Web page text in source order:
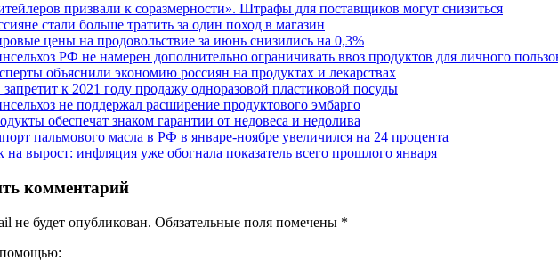
призвали к соразмерности». Штрафы для поставщиков могут снизиться
стали больше тратить за один поход в магазин
цены на продовольствие за июнь снизились на 0,3%
РФ не намерен дополнительно ограничивать ввоз продуктов для личного
объяснили экономию россиян на продуктах и лекарствах
к 2021 году продажу одноразовой пластиковой посуды
не поддержал расширение продуктового эмбарго
обеспечат знаком гарантии от недовеса и недолива
пальмового масла в РФ в январе-ноябре увеличился на 24 процента
на вырост: инфляция уже обогнала показатель всего прошлого января
комментарий
не будет опубликован. Обязательные поля помечены *